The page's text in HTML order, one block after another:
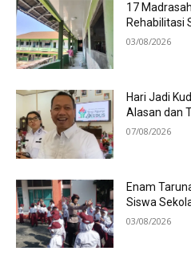
17
Rehabilitasi
03/08/2026
Hari Jadi
Alasan dan
07/08/2026
Enam
Siswa
03/08/2026